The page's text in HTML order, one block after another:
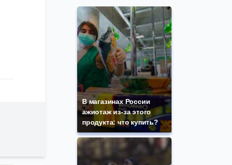
В магазинах России
ажиотаж из-за этого
продукта: что купить?